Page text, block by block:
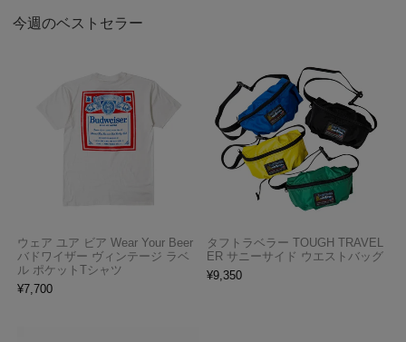
今週のベストセラー
ウェア ユア ビア Wear Your Beer
バドワイザー ヴィンテージ ラベ
ル ポケットTシャツ
¥7,700
タフトラベラー TOUGH TRAVEL
ER サニーサイド ウエストバッグ
¥9,350